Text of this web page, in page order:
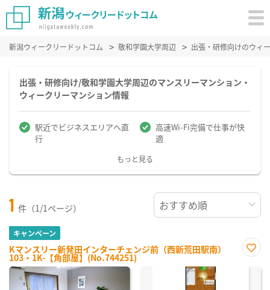
新潟ウィークリードットコム 敬和学園大学周辺 出張・研修向けのウィ
出張・研修向け/敬和学園大学周辺のマンスリーマンション・
ウィークリーマンション情報
駅近でビジネスエリアへ直
行
高速Wi-Fi完備で仕事が快
適
もっと見る
1 件（1/1ページ）
キャンペーン
Kマンスリー新発田インターチェンジ前（西新荒田駅南）
103・1K-【角部屋】(No.744251)
に入